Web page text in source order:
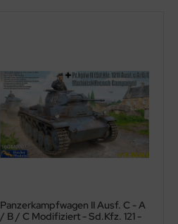
Panzerkampfwagen II Ausf. C - A
/ B / C Modifiziert - Sd.Kfz. 121 -